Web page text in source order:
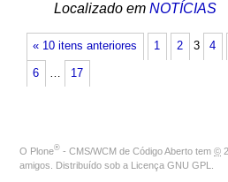
Localizado em NOTÍCIAS
« 10 itens anteriores 1 2 3 4
6 … 17
O Plone® - CMS/WCM de Código Aberto tem ©
amigos. Distribuído sob a Licença GNU GPL